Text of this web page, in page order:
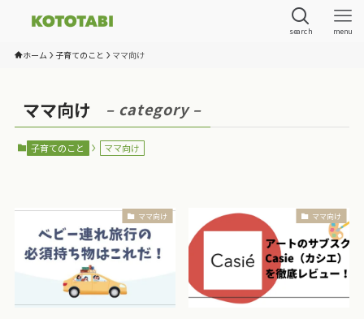
search menu
ホーム 子育てのこと ママ向け
ママ向け – category –
子育てのこと ママ向け
ママ向け ママ向け